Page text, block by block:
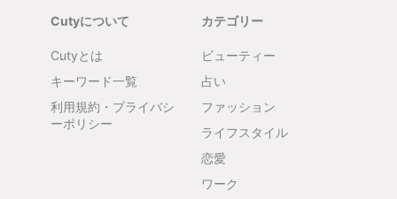
Cutyについて
Cutyとは
キーワード一覧
利用規約・プライバシ
ーポリシー
カテゴリー
ビューティー
占い
ファッション
ライフスタイル
恋愛
ワーク